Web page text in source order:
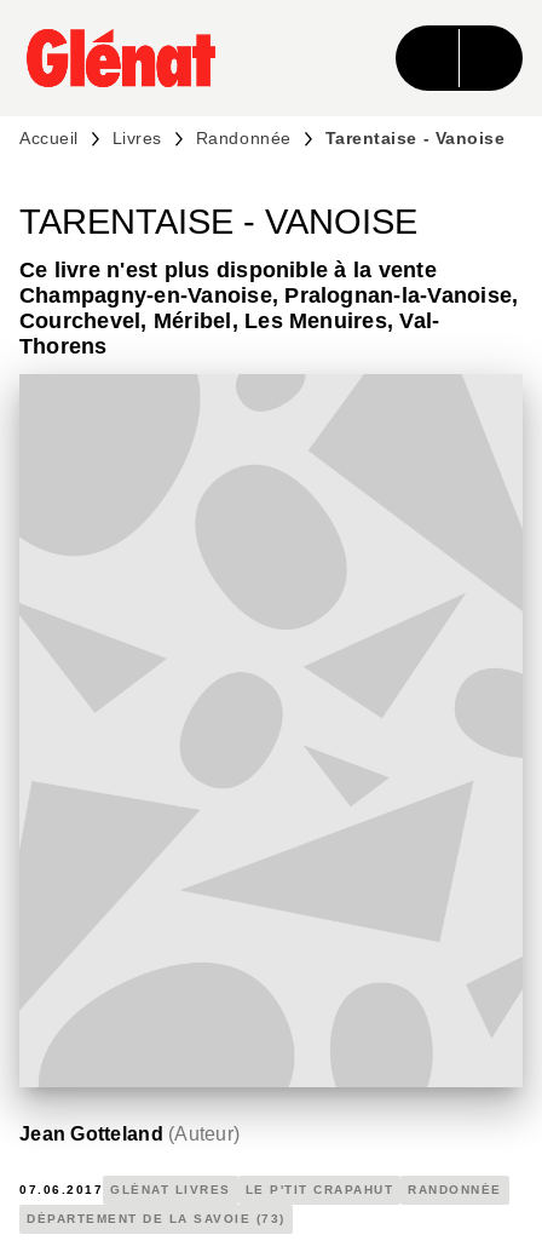
MENU RECHERCHE CONTENU
PIED DE PAGE
Accueil Livres Randonnée Tarentaise - Vanoise
TARENTAISE - VANOISE
Ce livre n'est plus disponible à la vente
Champagny-en-Vanoise, Pralognan-la-Vanoise,
Courchevel, Méribel, Les Menuires, Val-
Thorens
Jean Gotteland (Auteur)
07.06.2017 GLÉNAT LIVRES LE P'TIT CRAPAHUT RANDONNÉE
DÉPARTEMENT DE LA SAVOIE (73)